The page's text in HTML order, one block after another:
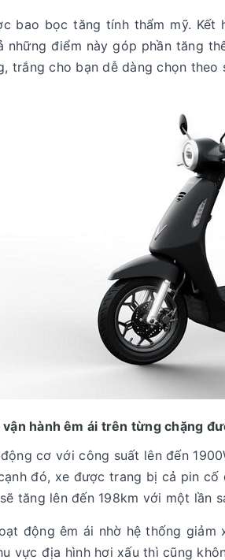
bao bọc tăng tính thẩm mỹ.
những điểm này góp phần tăng
trắng cho bạn dễ dàng chọn theo
hành êm ái trên từng chặng
cơ với công suất lên đến
đó, xe được trang bị cả pin
tăng lên đến 198km với một lần
động êm ái nhờ hệ thống
vực địa hình hơi xấu thì cũng